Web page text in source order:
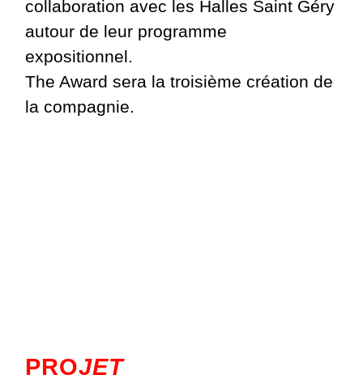
collaboration avec les Halles Saint Géry
autour de leur programme
expositionnel.
The Award sera la troisième création de
la compagnie.
PROJET